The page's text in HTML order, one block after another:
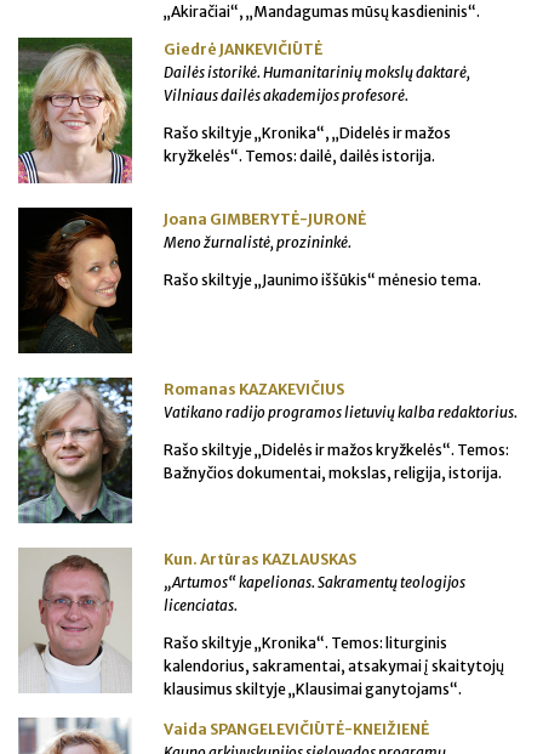
„Akiračiai“, „Mandagumas mūsų kasdieninis“.
Giedrė JANKEVIČIŪTĖ
Dailės istorikė. Humanitarinių mokslų daktarė,
Vilniaus dailės akademijos profesorė.
Rašo skiltyje „Kronika“, „Didelės ir mažos
kryžkelės“. Temos: dailė, dailės istorija.
Joana GIMBERYTĖ-JURONĖ
Meno žurnalistė, prozininkė.
Rašo skiltyje „Jaunimo iššūkis“ mėnesio tema.
Romanas KAZAKEVIČIUS
Vatikano radijo programos lietuvių kalba redaktorius.
Rašo skiltyje „Didelės ir mažos kryžkelės“. Temos:
Bažnyčios dokumentai, mokslas, religija, istorija.
Kun. Artūras KAZLAUSKAS
„Artumos“ kapelionas. Sakramentų teologijos
licenciatas.
Rašo skiltyje „Kronika“. Temos: liturginis
kalendorius, sakramentai, atsakymai į skaitytojų
klausimus skiltyje „Klausimai ganytojams“.
Vaida SPANGELEVIČIŪTĖ-KNEIŽIENĖ